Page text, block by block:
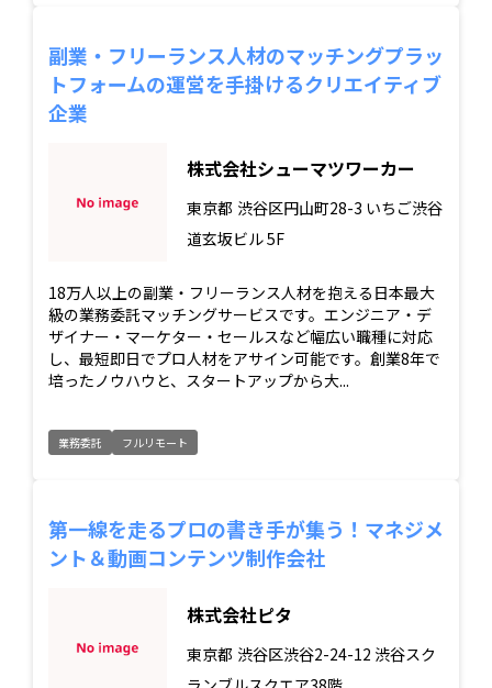
副業・フリーランス人材のマッチングプラッ
トフォームの運営を手掛けるクリエイティブ
企業
株式会社シューマツワーカー
東京都 渋谷区円山町28-3 いちご渋谷
道玄坂ビル 5F
18万人以上の副業・フリーランス人材を抱える日本最大
級の業務委託マッチングサービスです。エンジニア・デ
ザイナー・マーケター・セールスなど幅広い職種に対応
し、最短即日でプロ人材をアサイン可能です。創業8年で
培ったノウハウと、スタートアップから大...
業務委託 フルリモート
第一線を走るプロの書き手が集う！マネジメ
ント＆動画コンテンツ制作会社
株式会社ピタ
東京都 渋谷区渋谷2-24-12 渋谷スク